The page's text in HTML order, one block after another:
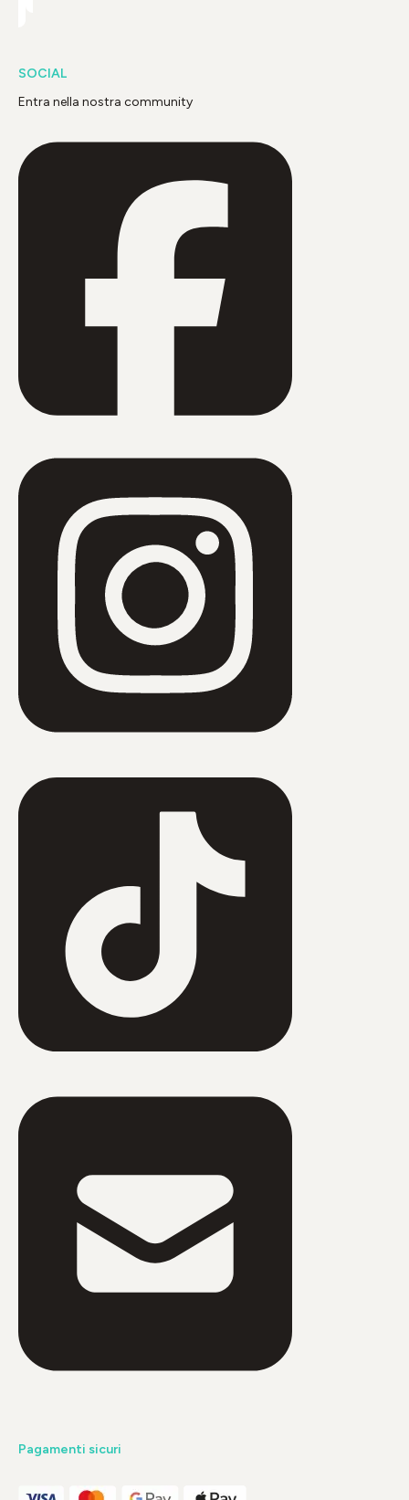
SOCIAL
Entra nella nostra community
Pagamenti sicuri